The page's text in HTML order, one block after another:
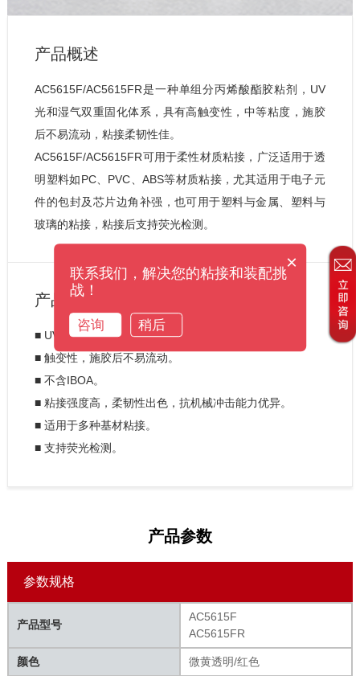
产品概述
AC5615F/AC5615FR是一种单组分丙烯酸酯胶粘剂，UV
光和湿气双重固化体系，具有高触变性，中等粘度，施胶
后不易流动，粘接柔韧性佳。
AC5615F/AC5615FR可用于柔性材质粘接，广泛适用于透
明塑料如PC、PVC、ABS等材质粘接，尤其适用于电子元
件的包封及芯片边角补强，也可用于塑料与金属、塑料与
玻璃的粘接，粘接后支持荧光检测。
产品特征
■ UV/湿气双重固化。
■ 触变性，施胶后不易流动。
■ 不含IBOA。
■ 粘接强度高，柔韧性出色，抗机械冲击能力优异。
■ 适用于多种基材粘接。
■ 支持荧光检测。
产品参数
参数规格
产品型号
AC5615F
AC5615FR
颜色 微黄透明/红色